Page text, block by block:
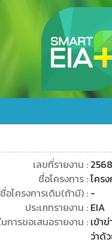
เลขที่รายงาน :
ชื่อโครงการ :โคร
ชื่อโครงการเดิม(ถ้ามี) : -
ประเภทรายงาน : EIA
การขอเสนอรายงาน : เข้า
ว่าด้